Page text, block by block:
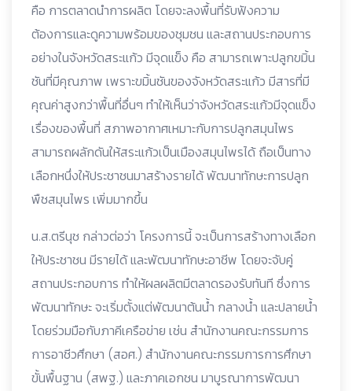
คือ การตลาดนำการผลิต โดยจะลงพื้นที่รับฟังความ
ต้องการและดูความพร้อมของชุมชน และสถานประกอบการ
อย่างในจังหวัดสระแก้ว มีจุดแข็ง คือ สามารถเพาะปลูกขมิ้น
ชันที่มีคุณภาพ เพราะขมิ้นชันของจังหวัดสระแก้ว มีสารที่มี
คุณค่าสูงกว่าพื้นที่อื่นๆ ทำให้เห็นว่าจังหวัดสระแก้วมีจุดแข็ง
เรื่องของพื้นที่ สภาพอากาศเหมาะกับการปลูกสมุนไพร
สามารถผลักดันให้สระแก้วเป็นเมืองสมุนไพรได้ ถือเป็นทาง
เลือกหนึ่งให้ประชาชนมาสร้างรายได้ พัฒนาทักษะการปลูก
พืชสมุนไพร เพิ่มมากขึ้น
น.ส.ตรีนุช กล่าวต่อว่า โครงการนี้ จะเป็นการสร้างทางเลือก
ให้ประชาชน มีรายได้ และพัฒนาทักษะอาชีพ โดยจะจับคู่
สถานประกอบการ ทำให้ผลผลิตมีตลาดรองรับทันที ซึ่งการ
พัฒนาทักษะ จะเริ่มตั้งแต่พัฒนาต้นน้ำ กลางน้ำ และปลายน้ำ
โดยร่วมมือกับภาคีเครือข่าย เช่น สำนักงานคณะกรรมการ
การอาชีวศึกษา (สอศ.) สำนักงานคณะกรรมการการศึกษา
ขั้นพื้นฐาน (สพฐ.) และภาคเอกชน มาบูรณาการพัฒนา